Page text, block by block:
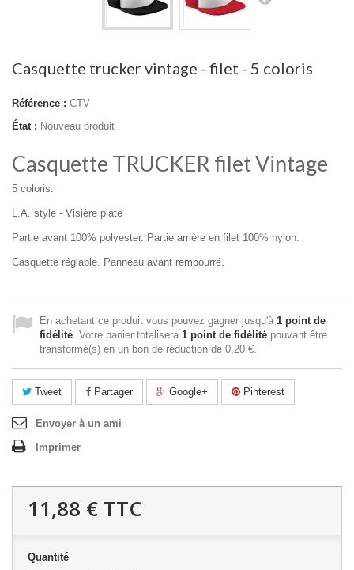
Casquette trucker vintage - filet - 5 coloris
Référence : CTV
État : Nouveau produit
Casquette TRUCKER filet Vintage
5 coloris.
L.A. style - Visière plate
Partie avant 100% polyester. Partie arrière en filet 100% nylon.
Casquette réglable. Panneau avant rembourré.
En achetant ce produit vous pouvez gagner jusqu'à 1 point de
fidélité. Votre panier totalisera 1 point de fidélité pouvant être
transformé(s) en un bon de réduction de 0,20 €.
Tweet Partager Google+ Pinterest
Envoyer à un ami
Imprimer
11,88 € TTC
Quantité